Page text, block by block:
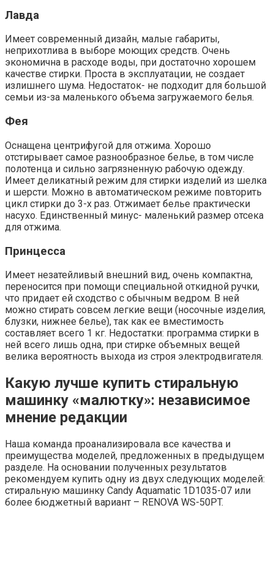
Лавда
Имеет современный дизайн, малые габариты,
неприхотлива в выборе моющих средств. Очень
экономична в расходе воды, при достаточно хорошем
качестве стирки. Проста в эксплуатации, не создает
излишнего шума. Недостаток- не подходит для большой
семьи из-за маленького объема загружаемого белья.
Фея
Оснащена центрифугой для отжима. Хорошо
отстирывает самое разнообразное белье, в том числе
полотенца и сильно загрязненную рабочую одежду.
Имеет деликатный режим для стирки изделий из шелка
и шерсти. Можно в автоматическом режиме повторить
цикл стирки до 3-х раз. Отжимает белье практически
насухо. Единственный минус- маленький размер отсека
для отжима.
Принцесса
Имеет незатейливый внешний вид, очень компактна,
переносится при помощи специальной откидной ручки,
что придает ей сходство с обычным ведром. В ней
можно стирать совсем легкие вещи (носочные изделия,
блузки, нижнее белье), так как ее вместимость
составляет всего 1 кг. Недостатки: программа стирки в
ней всего лишь одна, при стирке объемных вещей
велика вероятность выхода из строя электродвигателя.
Какую лучше купить стиральную
машинку «малютку»: независимое
мнение редакции
Наша команда проанализировала все качества и
преимущества моделей, предложенных в предыдущем
разделе. На основании полученных результатов
рекомендуем купить одну из двух следующих моделей:
стиральную машинку Candy Aquamatic 1D1035-07 или
более бюджетный вариант – RENOVA WS-50PT.